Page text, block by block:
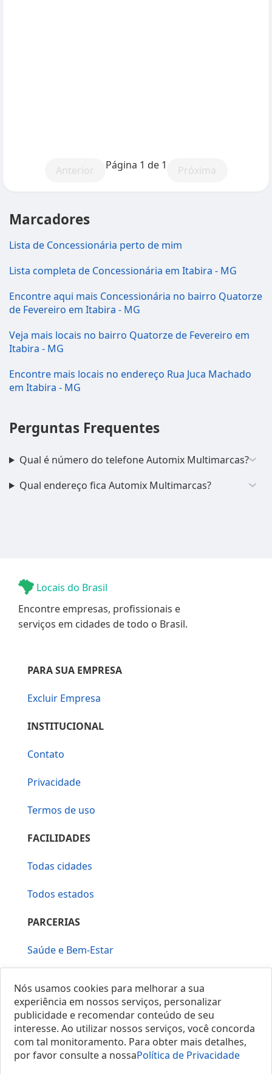
Anterior Página 1 de 1 Próxima
Marcadores
Lista de Concessionária perto de mim
Lista completa de Concessionária em Itabira - MG
Encontre aqui mais Concessionária no bairro Quatorze
de Fevereiro em Itabira - MG
Veja mais locais no bairro Quatorze de Fevereiro em
Itabira - MG
Encontre mais locais no endereço Rua Juca Machado
em Itabira - MG
Perguntas Frequentes
Qual é número do telefone Automix Multimarcas?
Qual endereço fica Automix Multimarcas?
Locais do Brasil
Encontre empresas, profissionais e
serviços em cidades de todo o Brasil.
PARA SUA EMPRESA
Excluir Empresa
INSTITUCIONAL
Contato
Privacidade
Termos de uso
FACILIDADES
Todas cidades
Todos estados
PARCERIAS
Saúde e Bem-Estar
Nós usamos cookies para melhorar a sua
experiência em nossos serviços, personalizar
publicidade e recomendar conteúdo de seu
interesse. Ao utilizar nossos serviços, você concorda
com tal monitoramento. Para obter mais detalhes,
por favor consulte a nossaPolítica de Privacidade